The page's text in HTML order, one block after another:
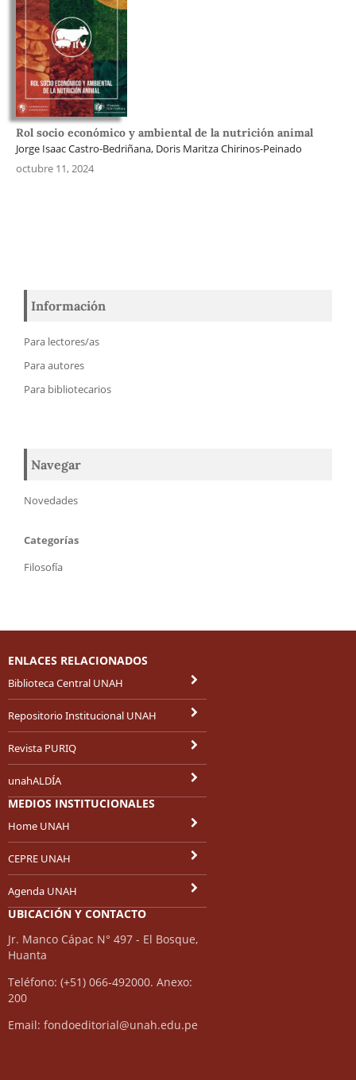
Rol socio económico y ambiental de la nutrición animal
Jorge Isaac Castro-Bedriñana, Doris Maritza Chirinos-Peinado
octubre 11, 2024
Información
Para lectores/as
Para autores
Para bibliotecarios
Navegar
Novedades
Categorías
Filosofía
ENLACES RELACIONADOS
Biblioteca Central UNAH
Repositorio Institucional UNAH
Revista PURIQ
unahALDÍA
MEDIOS INSTITUCIONALES
Home UNAH
CEPRE UNAH
Agenda UNAH
UBICACIÓN Y CONTACTO
Jr. Manco Cápac N° 497 - El Bosque,
Huanta
Teléfono: (+51) 066-492000. Anexo:
200
Email: fondoeditorial@unah.edu.pe